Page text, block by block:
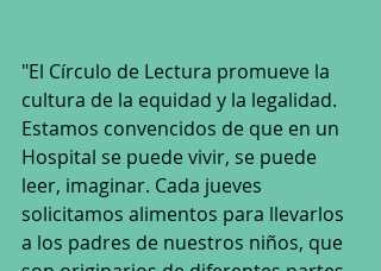
"El Círculo de Lectura promueve la
cultura de la equidad y la legalidad.
Estamos convencidos de que en un
Hospital se puede vivir, se puede
leer, imaginar. Cada jueves
solicitamos alimentos para llevarlos
a los padres de nuestros niños, que